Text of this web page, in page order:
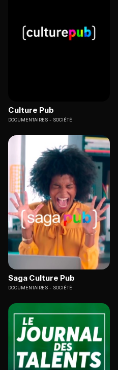
Culture Pub
DOCUMENTAIRES SOCIÉTÉ
Saga Culture Pub
DOCUMENTAIRES SOCIÉTÉ